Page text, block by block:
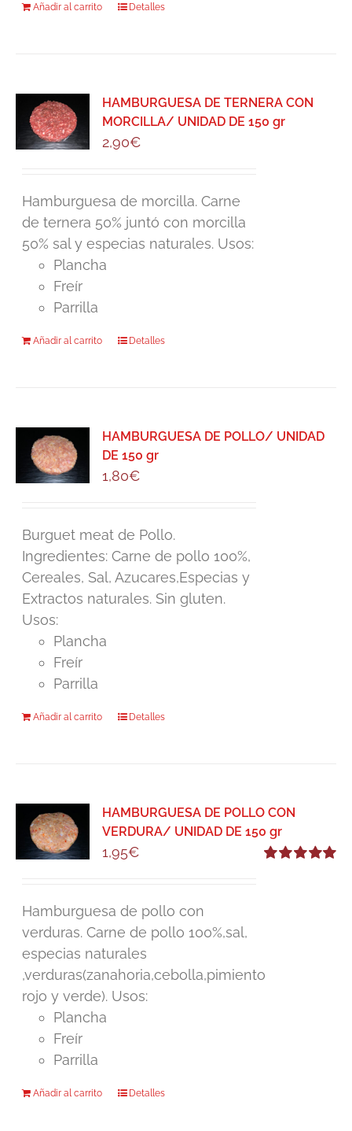
Añadir al carrito Detalles
HAMBURGUESA DE TERNERA CON
MORCILLA/ UNIDAD DE 150 gr
2,90€
Hamburguesa de morcilla. Carne
de ternera 50% juntó con morcilla
50% sal y especias naturales. Usos:
Plancha
Freír
Parrilla
Añadir al carrito Detalles
HAMBURGUESA DE POLLO/ UNIDAD
DE 150 gr
1,80€
Burguet meat de Pollo.
Ingredientes: Carne de pollo 100%,
Cereales, Sal, Azucares,Especias y
Extractos naturales. Sin gluten.
Usos:
Plancha
Freír
Parrilla
Añadir al carrito Detalles
HAMBURGUESA DE POLLO CON
VERDURA/ UNIDAD DE 150 gr
1,95€
Hamburguesa de pollo con
verduras. Carne de pollo 100%,sal,
especias naturales
,verduras(zanahoria,cebolla,pimiento
rojo y verde). Usos:
Plancha
Freír
Parrilla
Añadir al carrito Detalles